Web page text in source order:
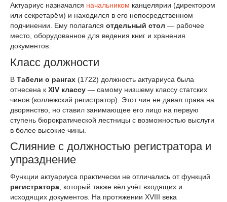
Актуариус назначался начальником канцелярии (директором
или секретарём) и находился в его непосредственном
подчинении. Ему полагался отдельный стол — рабочее
место, оборудованное для ведения книг и хранения
документов.
Класс должности
В Табели о рангах (1722) должность актуариуса была
отнесена к XIV классу — самому низшему классу статских
чинов (коллежский регистратор). Этот чин не давал права на
дворянство, но ставил занимающее его лицо на первую
ступень бюрократической лестницы с возможностью выслуги
в более высокие чины.
Слияние с должностью регистратора и
упразднение
Функции актуариуса практически не отличались от функций
регистратора , который также вёл учёт входящих и
исходящих документов. На протяжении XVIII века